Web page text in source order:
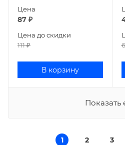
Цена
87 ₽
Цена до скидки
111₽
В корзину
Показать
1 2 3